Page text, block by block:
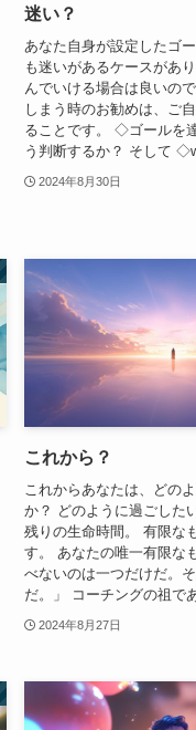
迷い？
あなた自身が設定したゴ
も迷いがあるケースがあ
んでいける場合は良いの
しまう時のお勧めは、ご
ることです。 ◇ゴールを
う判断するか？ そして
2024年8月30日
これから？
これからあなたは、どの
か？ どのように過ごした
残りの生命時間。 有限な
す。 あなたの唯一有限な
べないのは一つだけだ。
だ。」 コーチングの祖で
2024年8月27日